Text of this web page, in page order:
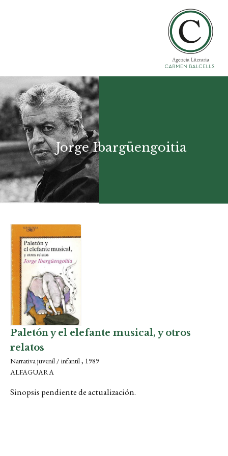
Jorge Ibargüengoitia
Paletón y el elefante musical, y otros
relatos
Narrativa juvenil / infantil , 1989
ALFAGUARA
Sinopsis pendiente de actualización.